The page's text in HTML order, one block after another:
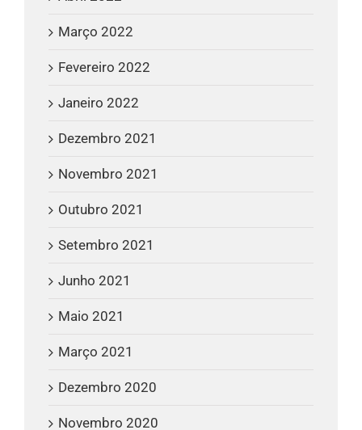
Março 2022
Fevereiro 2022
Janeiro 2022
Dezembro 2021
Novembro 2021
Outubro 2021
Setembro 2021
Junho 2021
Maio 2021
Março 2021
Dezembro 2020
Novembro 2020